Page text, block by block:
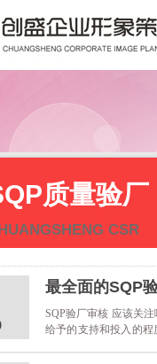
质量验厂
CSR
最全面的SQP
SQP验厂审核 应该关
给予的支持和投入的